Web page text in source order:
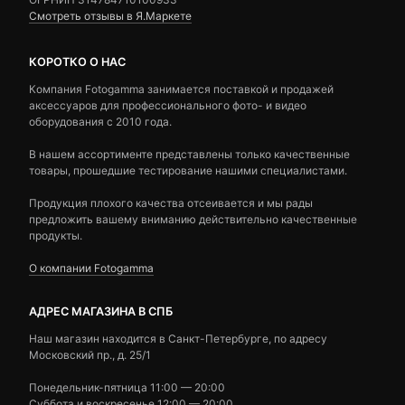
Смотреть отзывы в Я.Маркете
КОРОТКО О НАС
Компания Fotogamma занимается поставкой и продажей
аксессуаров для профессионального фото- и видео
оборудования с 2010 года.
В нашем ассортименте представлены только качественные
товары, прошедшие тестирование нашими специалистами.
Продукция плохого качества отсеивается и мы рады
предложить вашему вниманию действительно качественные
продукты.
О компании Fotogamma
АДРЕС МАГАЗИНА В СПБ
Наш магазин находится в Санкт-Петербурге, по адресу
Московский пр., д. 25/1
Понедельник-пятница 11:00 — 20:00